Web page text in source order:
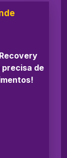
precisa de